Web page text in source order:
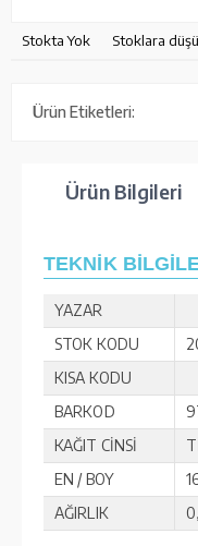
Stokta Yok Stoklara
Ürün Etiketleri:
Ürün Bilgileri
TEKNİK
YAZAR
STOK KODU
KISA KODU
BARKOD
KAĞIT CİNSİ
EN / BOY
AĞIRLIK